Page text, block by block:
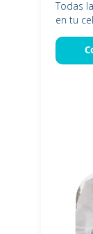
Todas
en tu